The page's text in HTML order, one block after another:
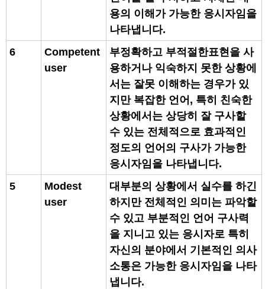
용의 이해가 가능한 응시자임을
나타냅니다.
6
Competent
user
부정확하고 부적절한표현을 사
용하거나 익숙하지 못한 상황에
서는 잘못 이해하는 경우가 있
지만 복잡한 언어, 특히 친숙한
상황에서는 상당히 잘 구사할
수 있는 전체적으로 효과적인
정도의 언어의 구사가 가능한
응시자임을 나타냅니다.
5
Modest
user
대부분의 상황에서 실수를 하긴
하지만 전체적인 의미는 파악할
수 있고 부분적인 언어 구사력
을 지니고 있는 응시자로 특히
자신의 분야에서 기본적인 의사
소통은 가능한 응시자임을 나타
냅니다.